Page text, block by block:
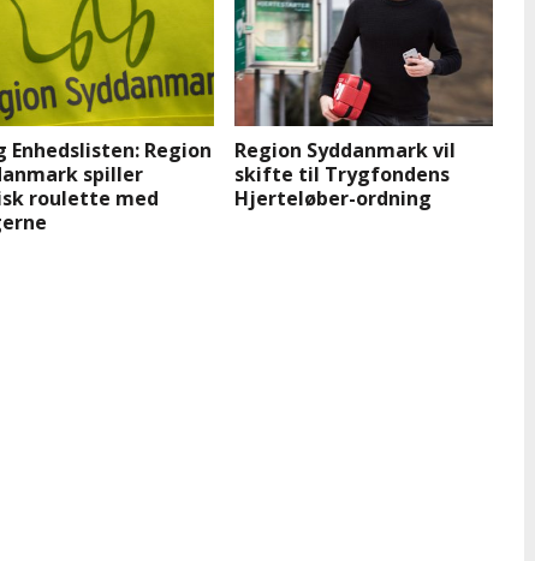
Enhedslisten: Region
spiller
roulette med
Region Syddanmark vil
skifte til Trygfondens
Hjerteløber-ordning